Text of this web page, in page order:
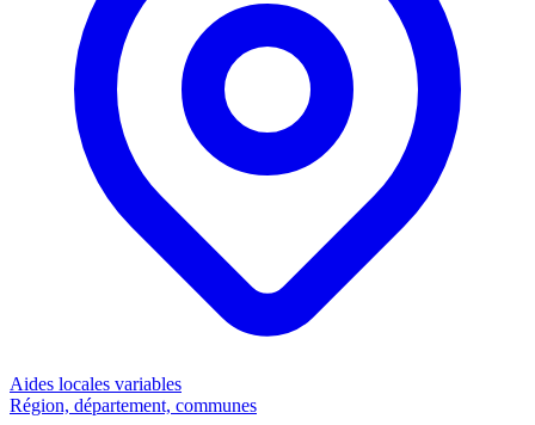
Aides locales variables
Région, département, communes